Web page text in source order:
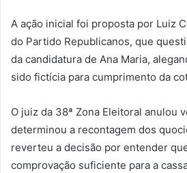
A ação inicial foi proposta por Luiz
do Partido Republicanos, que
da candidatura de Ana Maria,
sido fictícia para cumprimento da
O juiz da 38ª Zona Eleitoral anulou
determinou a recontagem dos
reverteu a decisão por entender
comprovação suficiente para a